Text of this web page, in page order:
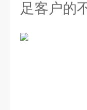
足客户的